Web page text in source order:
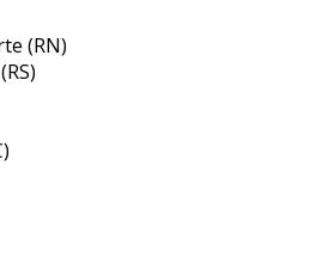
motores, eixos e
os revestimentos
e ao desgaste
(RN)